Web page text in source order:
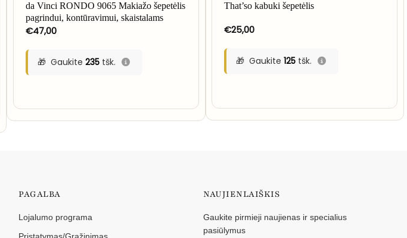
da Vinci RONDO 9065 Makiažo šepetėlis
pagrindui, kontūravimui, skaistalams
€47,00
Gaukite 235tšk.
That’so kabuki šepetėlis
€25,00
Gaukite125 tšk.
PAGALBA
Lojalumo programa
NAUJIENLAIŠKIS
Gaukite pirmieji naujienas ir specialius
pasiūlymus